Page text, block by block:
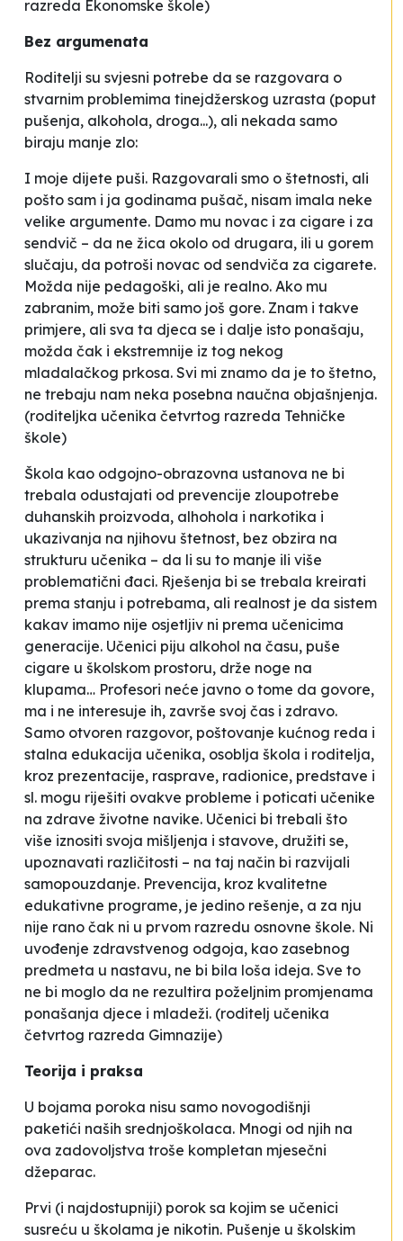
razreda Ekonomske škole)
Bez argumenata
Roditelji su svjesni potrebe da se razgovara o
stvarnim problemima tinejdžerskog uzrasta (poput
pušenja, alkohola, droga...), ali nekada samo
biraju manje zlo:
I moje dijete puši. Razgovarali smo o štetnosti, ali
pošto sam i ja godinama pušač, nisam imala neke
velike argumente. Damo mu novac i za cigare i za
sendvič – da ne žica okolo od drugara, ili u gorem
slučaju, da potroši novac od sendviča za cigarete.
Možda nije pedagoški, ali je realno. Ako mu
zabranim, može biti samo još gore. Znam i takve
primjere, ali sva ta djeca se i dalje isto ponašaju,
možda čak i ekstremnije iz tog nekog
mladalačkog prkosa. Svi mi znamo da je to štetno,
ne trebaju nam neka posebna naučna objašnjenja.
(roditeljka učenika četvrtog razreda Tehničke
škole)
Škola kao odgojno-obrazovna ustanova ne bi
trebala odustajati od prevencije zloupotrebe
duhanskih proizvoda, alhohola i narkotika i
ukazivanja na njihovu štetnost, bez obzira na
strukturu učenika – da li su to manje ili više
problematični đaci. Rješenja bi se trebala kreirati
prema stanju i potrebama, ali realnost je da sistem
kakav imamo nije osjetljiv ni prema učenicima
generacije. Učenici piju alkohol na času, puše
cigare u školskom prostoru, drže noge na
klupama… Profesori neće javno o tome da govore,
ma i ne interesuje ih, završe svoj čas i zdravo.
Samo otvoren razgovor, poštovanje kućnog reda i
stalna edukacija učenika, osoblja škola i roditelja,
kroz prezentacije, rasprave, radionice, predstave i
sl. mogu riješiti ovakve probleme i poticati učenike
na zdrave životne navike. Učenici bi trebali što
više iznositi svoja mišljenja i stavove, družiti se,
upoznavati različitosti – na taj način bi razvijali
samopouzdanje. Prevencija, kroz kvalitetne
edukativne programe, je jedino rešenje, a za nju
nije rano čak ni u prvom razredu osnovne škole. Ni
uvođenje zdravstvenog odgoja, kao zasebnog
predmeta u nastavu, ne bi bila loša ideja. Sve to
ne bi moglo da ne rezultira poželjnim promjenama
ponašanja djece i mladeži. (roditelj učenika
četvrtog razreda Gimnazije)
Teorija i praksa
U bojama poroka nisu samo novogodišnji
paketići naših srednjoškolaca. Mnogi od njih na
ova zadovoljstva troše kompletan mjesečni
džeparac.
Prvi (i najdostupniji) porok sa kojim se učenici
susreću u školama je nikotin. Pušenje u školskim